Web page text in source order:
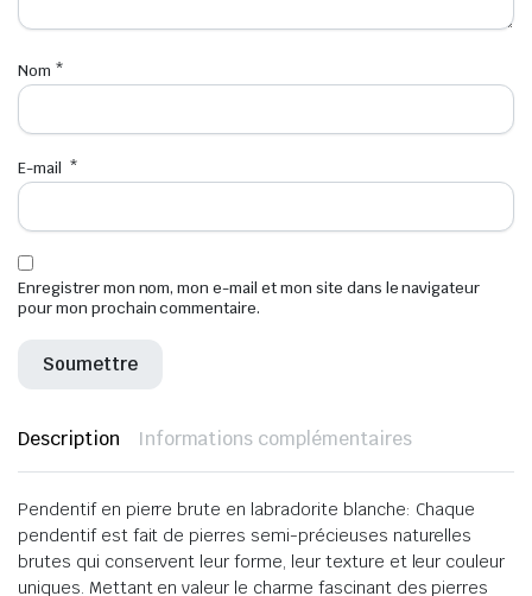
Nom *
E-mail *
Enregistrer mon nom, mon e-mail et mon site dans le navigateur
pour mon prochain commentaire.
Description Informations complémentaires
Pendentif en pierre brute en labradorite blanche: Chaque
pendentif est fait de pierres semi-précieuses naturelles
brutes qui conservent leur forme, leur texture et leur couleur
uniques. Mettant en valeur le charme fascinant des pierres